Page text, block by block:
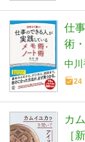
仕
術
中川
24
カ
［